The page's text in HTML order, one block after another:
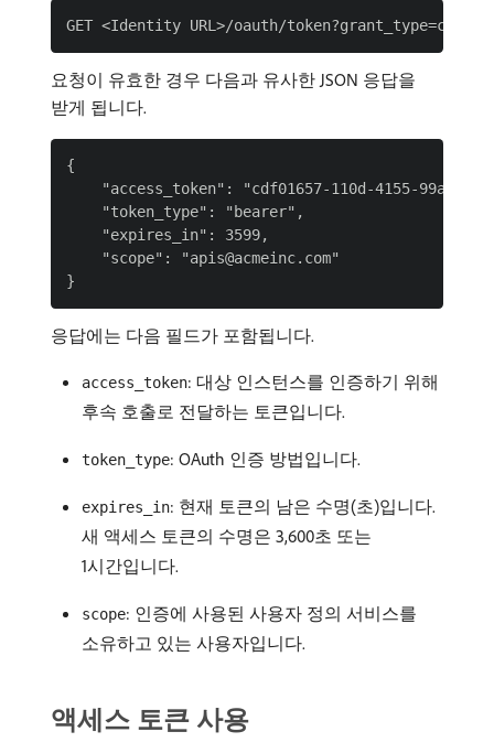
요청이 유효한 경우 다음과 유사한 JSON 응답을
받게 됩니다.
{
"access_token": "cdf01657-110d-4155-99a7-
    "token_type": "bearer",
    "expires_in": 3599,
    "scope": "apis@acmeinc.com"
응답에는 다음 필드가 포함됩니다.
access_token: 대상 인스턴스를 인증하기 위해
후속 호출로 전달하는 토큰입니다.
token_type: OAuth 인증 방법입니다.
expires_in: 현재 토큰의 남은 수명(초)입니다.
새 액세스 토큰의 수명은 3,600초 또는
1시간입니다.
scope: 인증에 사용된 사용자 정의 서비스를
소유하고 있는 사용자입니다.
액세스 토큰 사용